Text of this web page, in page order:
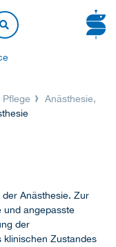
Pflege
Anästhesie,
Anästhesie. Zur
und angepasste
der
klinischen Zustandes